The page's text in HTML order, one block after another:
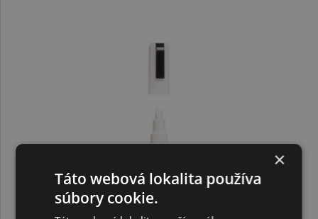
×
Táto webová lokalita používa
súbory cookie.